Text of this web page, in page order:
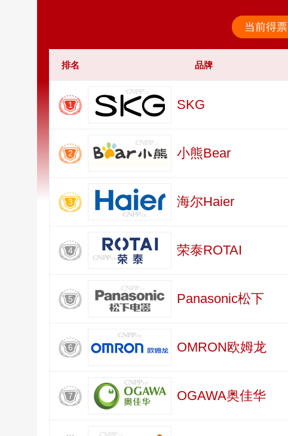
当前得票
排名 品牌
1 SKG
2 小熊Bear
3 海尔Haier
4 荣泰ROTAI
5 Panasonic松下
6 OMRON欧姆龙
7 OGAWA奥佳华